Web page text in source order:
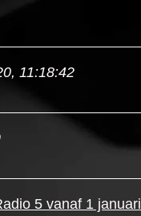
11:18:42
5 vanaf 1 januari